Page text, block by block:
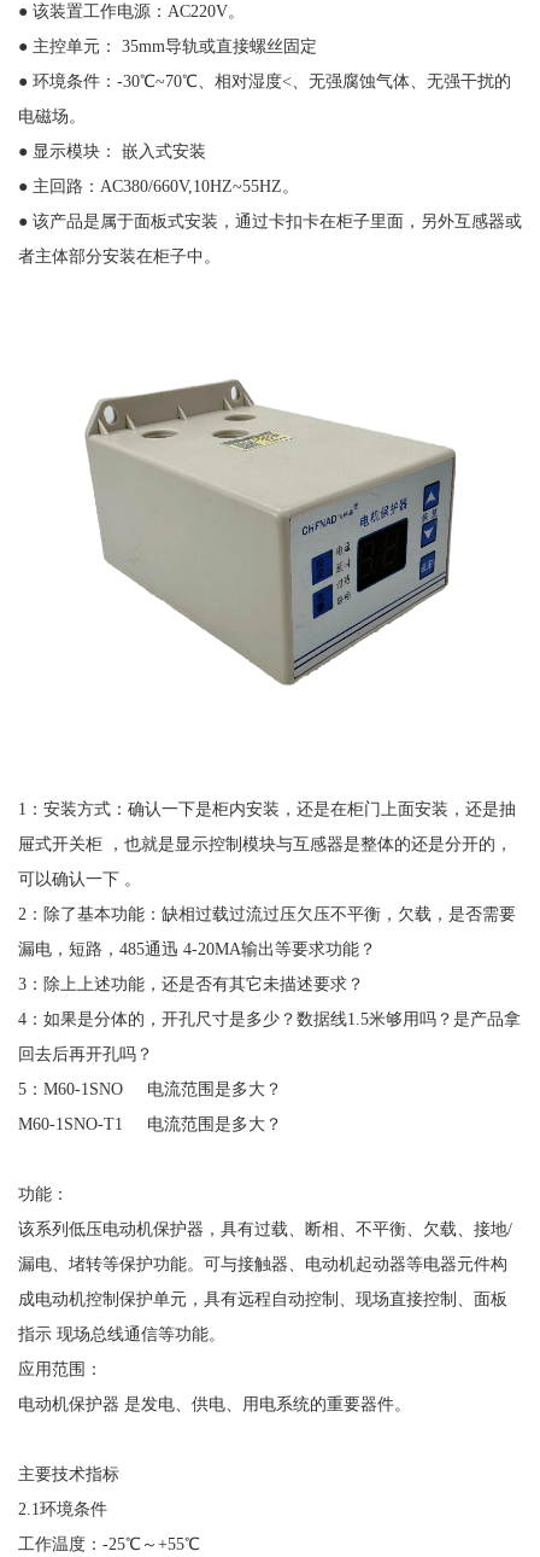
● 该装置工作电源：AC220V。
● 主控单元： 35mm导轨或直接螺丝固定
● 环境条件：-30℃~70℃、相对湿度<、无强腐蚀气体、无强干扰的
电磁场。
● 显示模块： 嵌入式安装
● 主回路：AC380/660V,10HZ~55HZ。
● 该产品是属于面板式安装，通过卡扣卡在柜子里面，另外互感器或
者主体部分安装在柜子中。
1：安装方式：确认一下是柜内安装，还是在柜门上面安装，还是抽
屉式开关柜 ，也就是显示控制模块与互感器是整体的还是分开的，
可以确认一下 。
2：除了基本功能：缺相过载过流过压欠压不平衡，欠载，是否需要
漏电，短路，485通迅 4-20MA输出等要求功能？
3：除上上述功能，还是否有其它未描述要求？
4：如果是分体的，开孔尺寸是多少？数据线1.5米够用吗？是产品拿
回去后再开孔吗？
5：M60-1SNO 电流范围是多大？
M60-1SNO-T1 电流范围是多大？
功能：
该系列低压电动机保护器，具有过载、断相、不平衡、欠载、接地/
漏电、堵转等保护功能。可与接触器、电动机起动器等电器元件构
成电动机控制保护单元，具有远程自动控制、现场直接控制、面板
指示 现场总线通信等功能。
应用范围：
电动机保护器 是发电、供电、用电系统的重要器件。
主要技术指标
2.1环境条件
工作温度： -25℃～+55℃